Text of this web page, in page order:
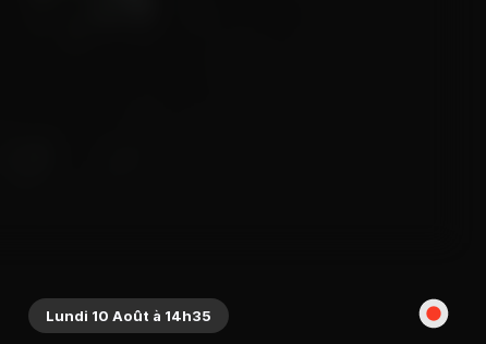
Lundi 10 Août à 14h35